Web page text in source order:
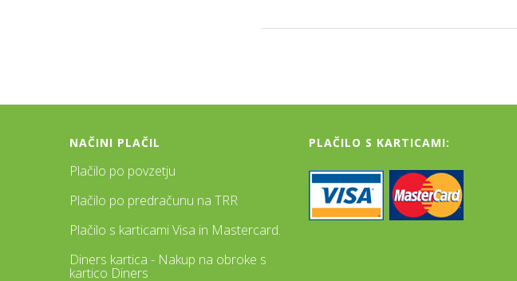
NAČINI PLAČIL
Plačilo po povzetju
Plačilo po predračunu na TRR
Plačilo s karticami Visa in Mastercard.
Diners kartica - Nakup na obroke s
kartico Diners
PLAČILO S KARTICAMI: